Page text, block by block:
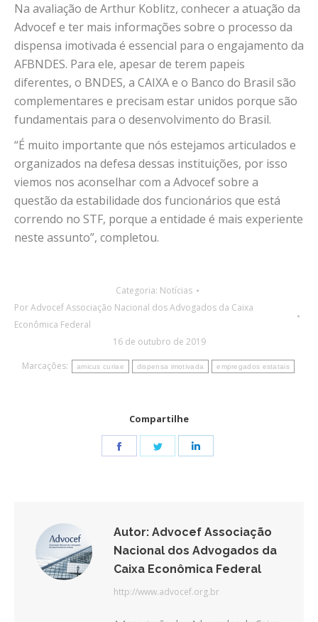
Na avaliação de Arthur Koblitz, conhecer a atuação da
Advocef e ter mais informações sobre o processo da
dispensa imotivada é essencial para o engajamento da
AFBNDES. Para ele, apesar de terem papeis
diferentes, o BNDES, a CAIXA e o Banco do Brasil são
complementares e precisam estar unidos porque são
fundamentais para o desenvolvimento do Brasil.
“É muito importante que nós estejamos articulados e
organizados na defesa dessas instituições, por isso
viemos nos aconselhar com a Advocef sobre a
questão da estabilidade dos funcionários que está
correndo no STF, porque a entidade é mais experiente
neste assunto”, completou.
Categoria: Notícias
PorAdvocef Associação Nacional dos Advogados da Caixa
Econômica Federal
16 de outubro de 2019
Marcações:
amicus curiae dispensa imotivada empregados estatais
Compartilhe
Share
Share
Autor: Advocef Associação
Nacional dos Advogados da
Caixa Econômica Federal
http://www.advocef.org.br